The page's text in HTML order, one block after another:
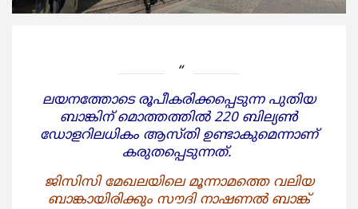
ലയനത്തോടെ രൂപീകരിക്കപ്പെടുന്ന പുതിയ
ബാങ്കിന് മൊത്തത്തില്‍ 220 ബില്യണ്‍
ഡോളറിലധികം ആസ്തി ഉണ്ടാകുമെന്നാണ്
കരുതപ്പെടുന്നത്.
ജിസിസി മേഖലയിലെ മൂന്നാമത്തെ വലിയ
ബാങ്കായിരിക്കും സൗദി നാഷണല്‍ ബാങ്ക്